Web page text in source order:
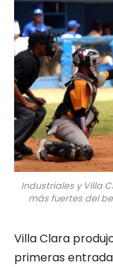
Industriales y Villa
más fuertes del
Villa Clara
primeras